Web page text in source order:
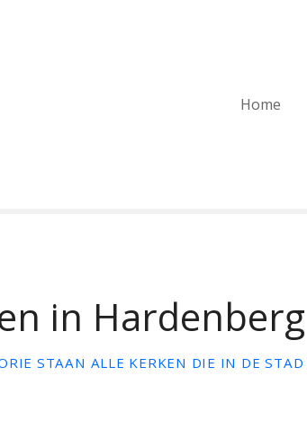
Home
in Hardenberg
STAAN ALLE KERKEN DIE IN DE